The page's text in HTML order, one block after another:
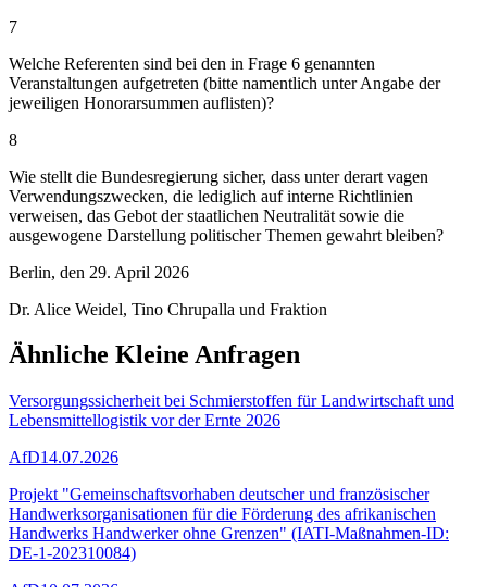
7
Welche Referenten sind bei den in Frage 6 genannten
Veranstaltungen aufgetreten (bitte namentlich unter Angabe der
jeweiligen Honorarsummen auflisten)?
8
Wie stellt die Bundesregierung sicher, dass unter derart vagen
Verwendungszwecken, die lediglich auf interne Richtlinien
verweisen, das Gebot der staatlichen Neutralität sowie die
ausgewogene Darstellung politischer Themen gewahrt bleiben?
Berlin, den 29. April 2026
Dr. Alice Weidel, Tino Chrupalla und Fraktion
Ähnliche Kleine Anfragen
Versorgungssicherheit bei Schmierstoffen für Landwirtschaft und
Lebensmittellogistik vor der Ernte 2026
AfD14.07.2026
Projekt "Gemeinschaftsvorhaben deutscher und französischer
Handwerksorganisationen für die Förderung des afrikanischen
Handwerks Handwerker ohne Grenzen" (IATI-Maßnahmen-ID:
DE-1-202310084)